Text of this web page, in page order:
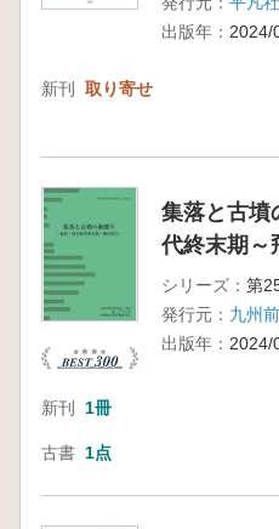
出版年： 2024/
新刊 取り寄せ
集落と古
代終末期～
シリーズ：
発行元： 九州
出版年： 2024/
新刊 1冊
古書 1点